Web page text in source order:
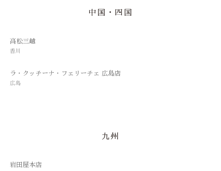
中国・四国
高松三越
香川
ラ・クッチーナ・フェリーチェ 広島店
広島
九州
岩田屋本店